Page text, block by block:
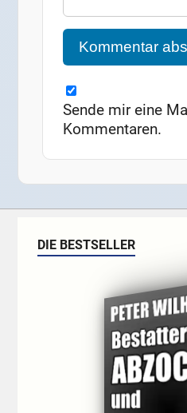
Sende mir eine
Kommentaren.
DIE BESTSELLER